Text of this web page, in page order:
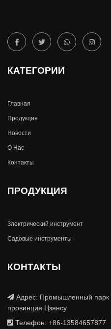
КАТЕГОРИИ
Главная
Продукция
Новости
О Hас
Контакты
ПРОДУКЦИЯ
Злектрический инструмент
Садовые инструменты
КОНТАКТЫ
Адрес: Промышленный парк
провинция Цзянсу
Телефон: +86-13584657877